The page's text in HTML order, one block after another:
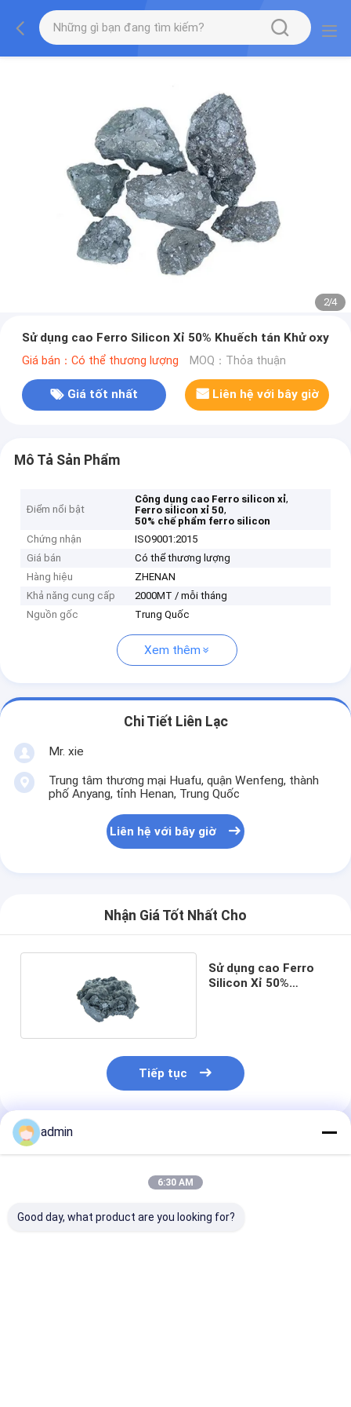
2/4
Sử dụng cao Ferro Silicon Xỉ 50% Khuếch tán Khử oxy
Giá bán：Có thể thương lượng MOQ：Thỏa thuận
Giá tốt nhất Liên hệ với bây giờ
Mô Tả Sản Phẩm
Điểm nổi bật
Công dụng cao Ferro silicon xỉ,
Ferro silicon xỉ 50,
50% chế phẩm ferro silicon
Chứng nhận
ISO9001:2015
Giá bán
Có thể thương lượng
Hàng hiệu
ZHENAN
Khả năng cung cấp
2000MT / mỗi tháng
Nguồn gốc
Trung Quốc
Xem thêm
Chi Tiết Liên Lạc
Mr. xie
Trung tâm thương mại Huafu, quận Wenfeng, thành
phố Anyang, tỉnh Henan, Trung Quốc
Liên hệ với bây giờ
Nhận Giá Tốt Nhất Cho
Sử dụng cao Ferro
Silicon Xỉ 50%
Tiếp tục
Sản Phẩm Khuyến Cáo
admin
6:30 AM
Good day, what product are you looking for?